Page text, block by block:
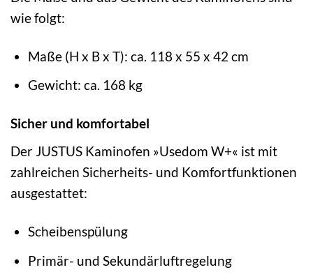
wie folgt:
Maße (H x B x T): ca. 118 x 55 x 42 cm
Gewicht: ca. 168 kg
Sicher und komfortabel
Der JUSTUS Kaminofen »Usedom W+« ist mit
zahlreichen Sicherheits- und Komfortfunktionen
ausgestattet:
Scheibenspülung
Primär- und Sekundärluftregelung